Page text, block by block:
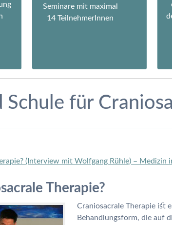
Seminare mit maximal
14 TeilnehmerInnen
Schule für
(Interview mit Wolfgang Rühle) –
Therapie?
Craniosacrale Therapie ist
Behandlungsform, die auf